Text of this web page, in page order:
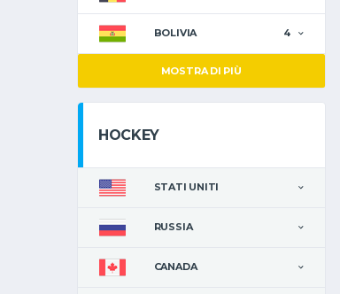
BOLIVIA 4
MOSTRA DI PIÙ
HOCKEY
STATI UNITI
RUSSIA
CANADA